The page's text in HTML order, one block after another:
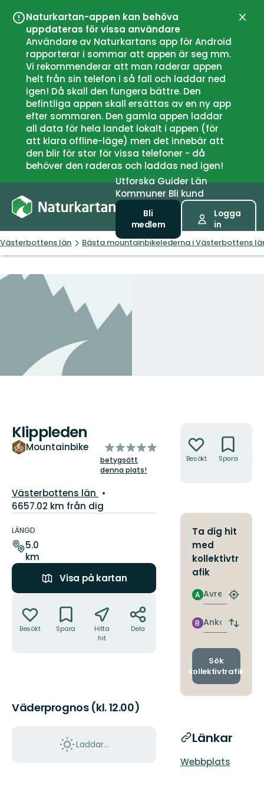
Naturkartan-appen kan behöva
uppdateras för vissa användare
Användare av Naturkartans app för Android
rapporterar i sommar att appen är seg mm.
Vi rekommenderar att man raderar appen
helt från sin telefon i så fall och laddar ned
igen! Då skall den fungera bättre. Den
befintliga appen skall ersättas av en ny app
efter sommaren. Den gamla appen laddar
all data för hela landet lokalt i appen (för
att klara offline-läge) men det innebär att
den blir för stor för vissa telefoner - då
behöver den raderas och laddas ned igen!
UtforskaGuiderLän
Kommuner Bli kund
Bli
medlem
Logga
in
Västerbottens län Bästa mountainbikelederna i Västerbottens
Klippleden
Mountainbike
av
5
stjärnor
betygsätt
denna plats!
Län:
Västerbottens län
6657.02 km från dig
om
leden
LÄNGD
5.0
km
Visa på kartan
Besökt Spara
Hitta
hit
Dela
Väderprognos (kl. 12.00)
Laddar...
Besökt Spara
Ta dig hit
med
kollektivtr
afik
Avresa
A
Hitta
Ankomst
B
Byt
och
Sök
kollektivtrafik
Länkar
Webbplats